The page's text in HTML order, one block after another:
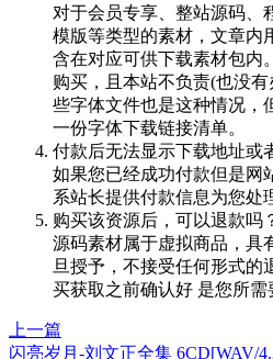
对于会员专享、整站源码、
模版等类型的素材，文章内
含在对应可供下载素材包内
购买，且本站不负责(也没
些字体文件也是这种情况，
一份字体下载链接清单。
付款后无法显示下载地址或
如果您已经成功付款但是网
系站长提供付款信息为您处
购买该资源后，可以退款吗
源码素材属于虚拟商品，具
旦授予，不接受任何形式的
买获取之前确认好 是您所需
上一篇
闪亮岁月-刘文正全集 6CD[WAV/